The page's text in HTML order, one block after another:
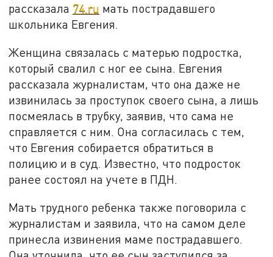
рассказала 74.ru мать пострадавшего
школьника Евгения.
Женщина связалась с матерью подростка,
который свалил с ног ее сына. Евгения
рассказала журналистам, что она даже не
извинилась за проступок своего сына, а лишь
посмеялась в трубку, заявив, что сама не
справляется с ним. Она согласилась с тем,
что Евгения собирается обратиться в
полицию и в суд. Известно, что подросток
ранее состоял на учете в ПДН.
Мать трудного ребенка также поговорила с
журналистам и заявила, что на самом деле
принесла извинения маме пострадавшего.